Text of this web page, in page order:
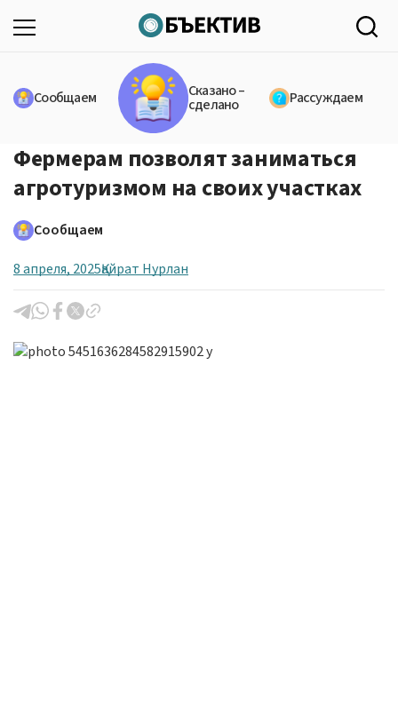
Сообщаем Сказано –
сделано Рассуждаем
Фермерам позволят заниматься
агротуризмом на своих участках
Сообщаем
8 апреля, 2025Қайрат Нурлан